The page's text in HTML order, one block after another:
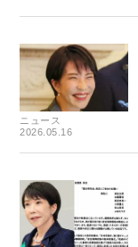
ニュース
2026.05.16